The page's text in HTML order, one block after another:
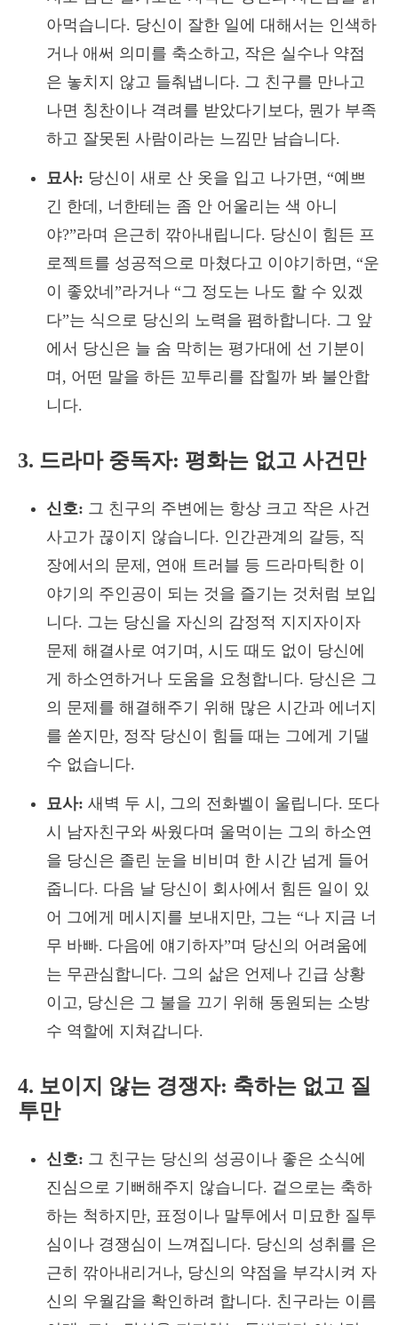
아먹습니다. 당신이 잘한 일에 대해서는 인색하
거나 애써 의미를 축소하고, 작은 실수나 약점
은 놓치지 않고 들춰냅니다. 그 친구를 만나고
나면 칭찬이나 격려를 받았다기보다, 뭔가 부족
하고 잘못된 사람이라는 느낌만 남습니다.
묘사: 당신이 새로 산 옷을 입고 나가면, “예쁘
긴 한데, 너한테는 좀 안 어울리는 색 아니
야?”라며 은근히 깎아내립니다. 당신이 힘든 프
로젝트를 성공적으로 마쳤다고 이야기하면, “운
이 좋았네”라거나 “그 정도는 나도 할 수 있겠
다”는 식으로 당신의 노력을 폄하합니다. 그 앞
에서 당신은 늘 숨 막히는 평가대에 선 기분이
며, 어떤 말을 하든 꼬투리를 잡힐까 봐 불안합
니다.
3. 드라마 중독자: 평화는 없고 사건만
신호: 그 친구의 주변에는 항상 크고 작은 사건
사고가 끊이지 않습니다. 인간관계의 갈등, 직
장에서의 문제, 연애 트러블 등 드라마틱한 이
야기의 주인공이 되는 것을 즐기는 것처럼 보입
니다. 그는 당신을 자신의 감정적 지지자이자
문제 해결사로 여기며, 시도 때도 없이 당신에
게 하소연하거나 도움을 요청합니다. 당신은 그
의 문제를 해결해주기 위해 많은 시간과 에너지
를 쏟지만, 정작 당신이 힘들 때는 그에게 기댈
수 없습니다.
묘사: 새벽 두 시, 그의 전화벨이 울립니다. 또다
시 남자친구와 싸웠다며 울먹이는 그의 하소연
을 당신은 졸린 눈을 비비며 한 시간 넘게 들어
줍니다. 다음 날 당신이 회사에서 힘든 일이 있
어 그에게 메시지를 보내지만, 그는 “나 지금 너
무 바빠. 다음에 얘기하자”며 당신의 어려움에
는 무관심합니다. 그의 삶은 언제나 긴급 상황
이고, 당신은 그 불을 끄기 위해 동원되는 소방
수 역할에 지쳐갑니다.
4. 보이지 않는 경쟁자: 축하는 없고 질
투만
신호: 그 친구는 당신의 성공이나 좋은 소식에
진심으로 기뻐해주지 않습니다. 겉으로는 축하
하는 척하지만, 표정이나 말투에서 미묘한 질투
심이나 경쟁심이 느껴집니다. 당신의 성취를 은
근히 깎아내리거나, 당신의 약점을 부각시켜 자
신의 우월감을 확인하려 합니다. 친구라는 이름